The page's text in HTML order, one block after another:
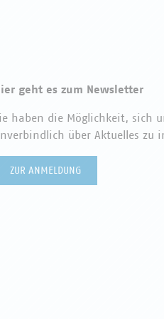
geht es zum Newsletter
haben die Möglichkeit, sich
über Aktuelles zu
ZUR ANMELDUNG